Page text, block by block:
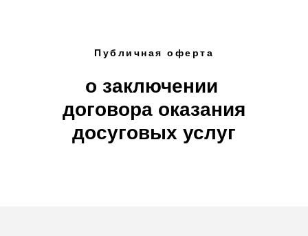
Публичная оферта
о заключении
договора оказания
досуговых услуг